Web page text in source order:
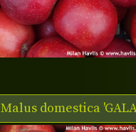
Malus domestica